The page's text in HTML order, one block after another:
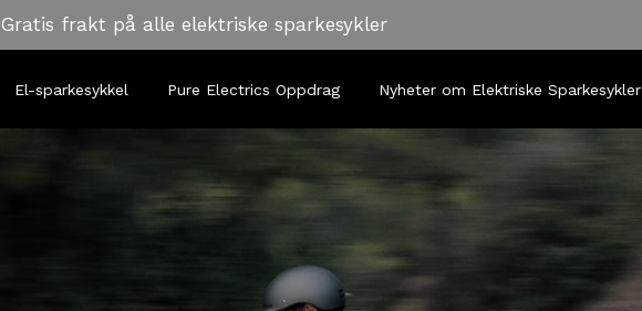
Gratis frakt på alle elektriske sparkesykler
El-sparkesykkel Pure Electrics Oppdrag Nyheter om Elektriske Sparkesykler